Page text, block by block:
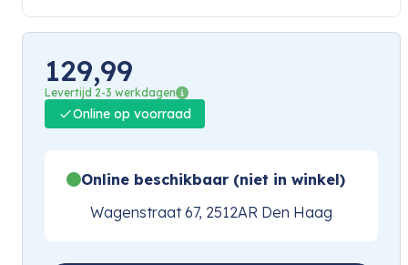
129,99
Levertijd 2-3 werkdagen
Online op voorraad
Online beschikbaar (niet in winkel)
Wagenstraat 67, 2512AR Den Haag